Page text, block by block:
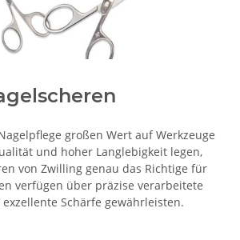
großen Wert auf Werkzeuge
und hoher Langlebigkeit legen,
von Zwilling genau das Richtige für
verfügen über präzise verarbeitete
Schärfe gewährleisten.